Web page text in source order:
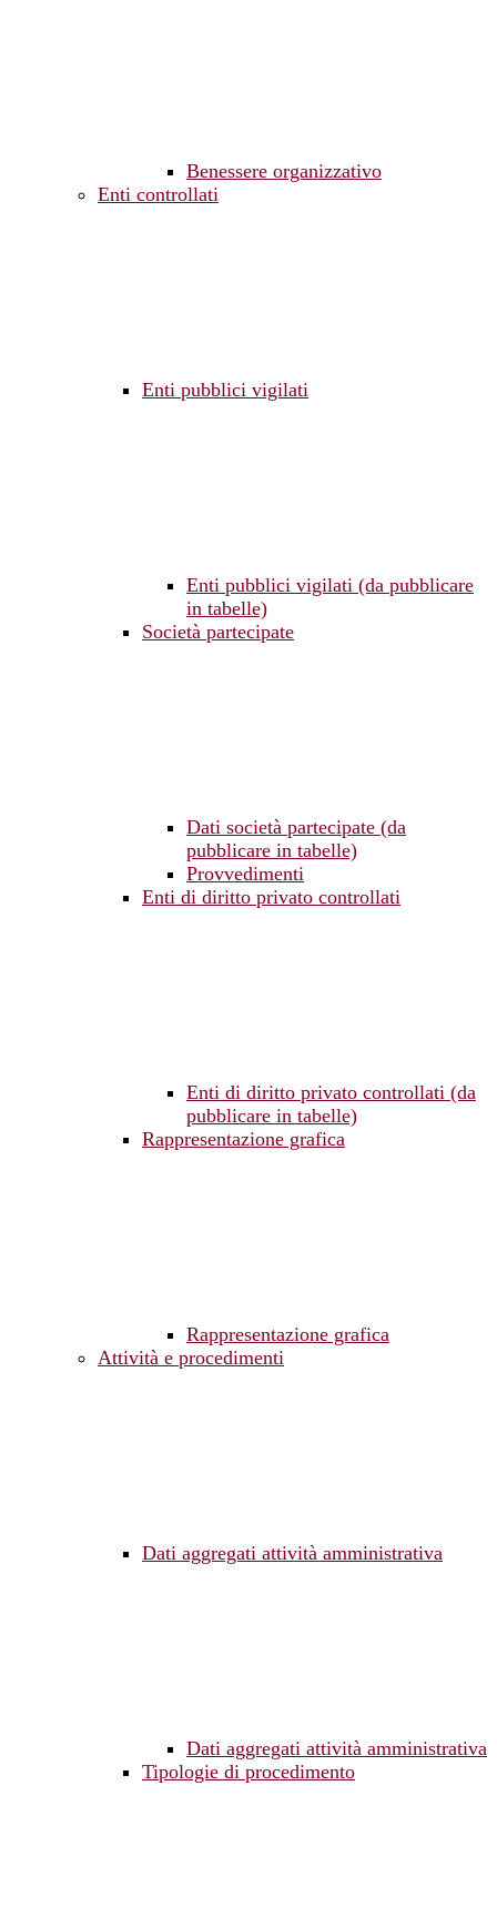
Benessere organizzativo
Enti controllati
Enti pubblici vigilati
Enti pubblici vigilati (da pubblicare
in tabelle)
Società partecipate
Dati società partecipate (da
pubblicare in tabelle)
Provvedimenti
Enti di diritto privato controllati
Enti di diritto privato controllati (da
pubblicare in tabelle)
Rappresentazione grafica
Rappresentazione grafica
Attività e procedimenti
Dati aggregati attività amministrativa
Dati aggregati attività amministrativa
Tipologie di procedimento